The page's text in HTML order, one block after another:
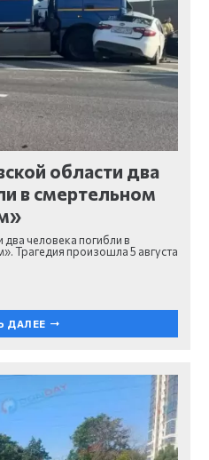
области два
в смертельном
два человека погибли в
Трагедия произошла 5 августа
ДАЛЕЕ